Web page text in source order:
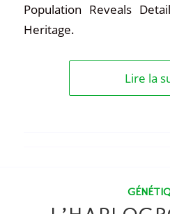
Population Reveals
Heritage.
Lire la